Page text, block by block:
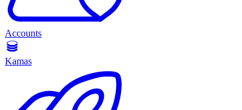
Accounts
Kamas